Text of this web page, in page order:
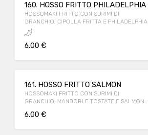
160. HOSSO FRITTO PHILADELPHIA
HOSSOMAKI FRITTO CON SURIMI DI
GRANCHIO, CIPOLLA FRITTA E PHILADELPHIA
6.00 €
161. HOSSO FRITTO SALMON
HOSSOMAKI FRITTO CON SURIMI DI
GRANCHIO, MANDORLE TOSTATE E SALMONE
6.00 €